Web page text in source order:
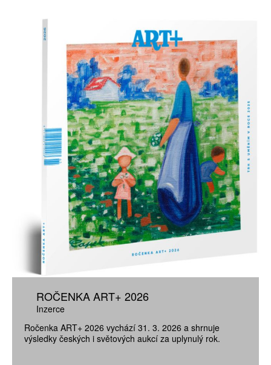
ROČENKA ART+ 2026
Inzerce
Ročenka ART+ 2026 vychází 31. 3. 2026 a shrnuje
výsledky českých i světových aukcí za uplynulý rok.